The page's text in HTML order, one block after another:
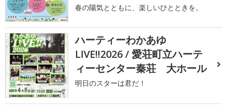
春の陽気とともに、楽しいひとときを。
ハーティーわかあゆ
LIVE!!2026 / 愛荘町立ハーテ
ィーセンター秦荘 大ホール
明日のスターは君だ！